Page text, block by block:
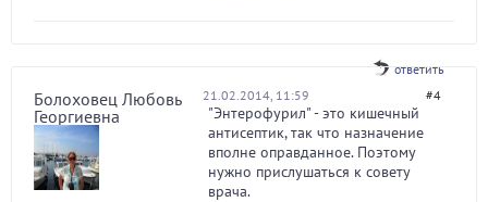
ответить
Болоховец Любовь
Георгиевна
21.02.2014, 11:59 #4
"Энтерофурил" - это кишечный
антисептик, так что назначение
вполне оправданное. Поэтому
нужно прислушаться к совету
врача.